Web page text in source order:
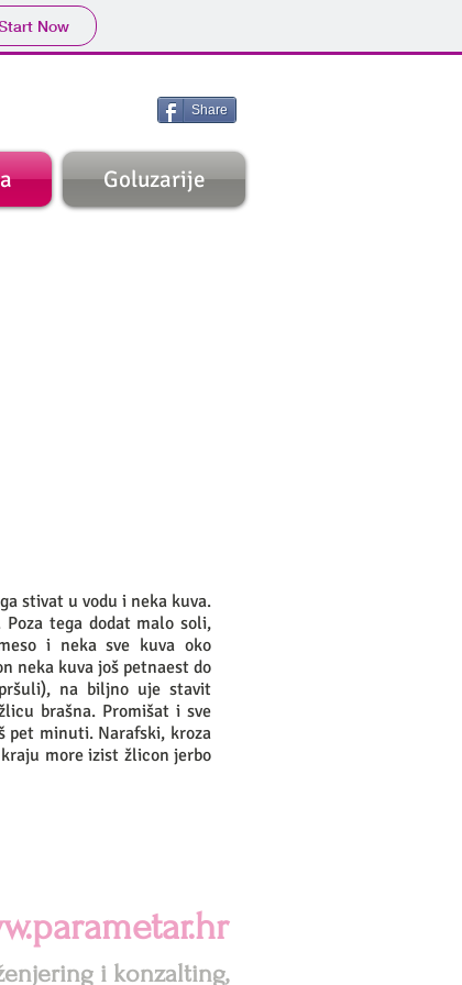
Now
Share
Goluzarije
stivat u vodu i neka kuva.
tega dodat malo soli,
i neka sve kuva oko
neka kuva još petnaest do
na biljno uje stavit
brašna. Promišat i sve
pet minuti. Narafski, kroza
more izist žlicon jerbo
i konzalting,